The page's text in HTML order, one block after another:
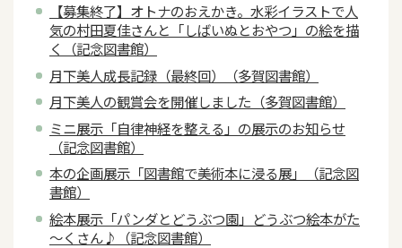
【募集終了】オトナのおえかき。水彩イラストで人
気の村田夏佳さんと「しばいぬとおやつ」の絵を描
く（記念図書館）
月下美人成長記録（最終回）（多賀図書館）
月下美人の観賞会を開催しました（多賀図書館）
ミニ展示「自律神経を整える」の展示のお知らせ
（記念図書館）
本の企画展示「図書館で美術本に浸る展」（記念図
書館）
絵本展示「パンダとどうぶつ園」どうぶつ絵本がた
～くさん♪（記念図書館）